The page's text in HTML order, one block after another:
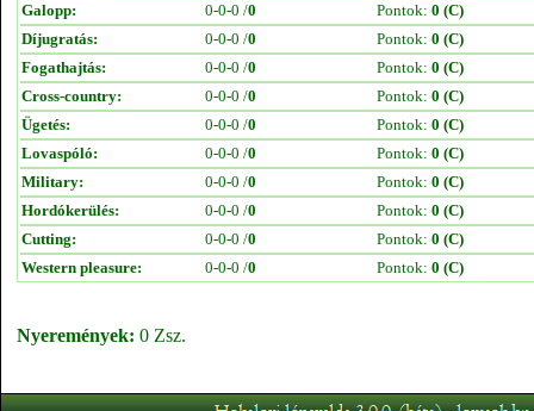
Galopp:
0-0-0 /0 Pontok: 0 (C)
Díjugratás:
0-0-0 /0 Pontok: 0 (C)
Fogathajtás:
0-0-0 /0 Pontok: 0 (C)
Cross-country:
0-0-0 /0 Pontok: 0 (C)
Ügetés:
0-0-0 /0 Pontok: 0 (C)
Lovaspóló:
0-0-0 /0 Pontok: 0 (C)
Military:
0-0-0 /0 Pontok: 0 (C)
Hordókerülés:
0-0-0 /0 Pontok: 0 (C)
Cutting:
0-0-0 /0 Pontok: 0 (C)
Western pleasure:
0-0-0 /0 Pontok: 0 (C)
Nyeremények: 0 Zsz.